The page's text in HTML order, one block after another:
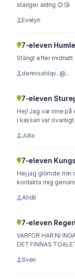
stänger aldrig 😊😘
Evelyn
7-eleven
Stängt efter
dennisahlqv...@...
7-eleven
Hej! Jag var inne
i kassan var
Julia
7-eleven
Hej jag glömde min
kontakta mig
Ahdil
7-eleven
VARFÖR HAR NI
DET FINNAS
Sven